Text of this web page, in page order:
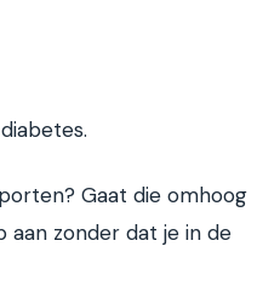
Gaat die omhoog
aan zonder dat je in de